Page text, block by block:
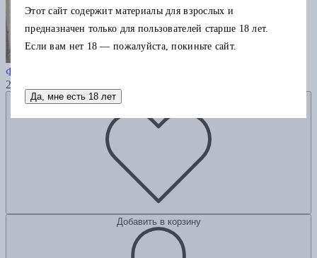
Филиппов В.
250
Добавить в избранное
Добавить в корзину
Этот сайт содержит материалы для взрослых и
предназначен только для пользователей старше 18 лет.
Если вам нет 18 — пожалуйста, покиньте сайт.
Да, мне есть 18 лет